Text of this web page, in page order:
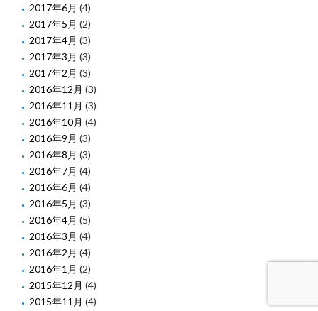
2017年6月 (4)
2017年5月 (2)
2017年4月 (3)
2017年3月 (3)
2017年2月 (3)
2016年12月 (3)
2016年11月 (3)
2016年10月 (4)
2016年9月 (3)
2016年8月 (3)
2016年7月 (4)
2016年6月 (4)
2016年5月 (3)
2016年4月 (5)
2016年3月 (4)
2016年2月 (4)
2016年1月 (2)
2015年12月 (4)
2015年11月 (4)